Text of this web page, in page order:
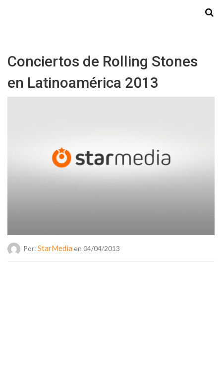
Conciertos de Rolling Stones
en Latinoamérica 2013
Por: StarMedia en 04/04/2013